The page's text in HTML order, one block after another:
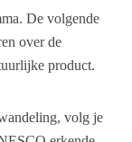
De volgende
over de
product.
volg je